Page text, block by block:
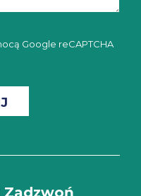
Google reCAPTCHA